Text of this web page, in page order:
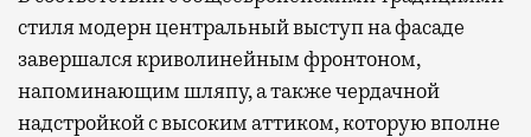
стиля модерн центральный выступ на фасаде
завершался криволинейным фронтоном,
напоминающим шляпу, а также чердачной
надстройкой с высоким аттиком, которую вполне